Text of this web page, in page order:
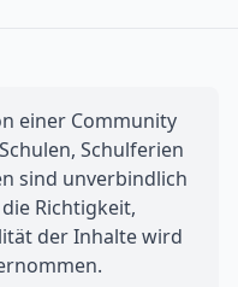
einer Community
Schulferien
sind unverbindlich
Richtigkeit,
der Inhalte wird